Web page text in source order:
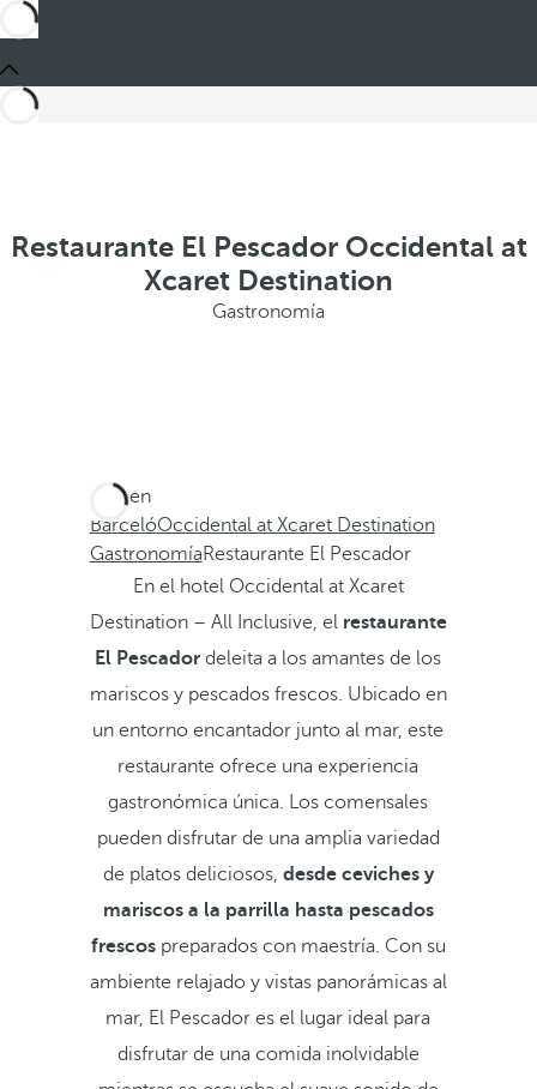
Restaurante El Pescador Occidental at
Xcaret Destination
Gastronomía
Está en
BarcelóOccidental at Xcaret Destination
GastronomíaRestaurante El Pescador
En el hotel Occidental at Xcaret
Destination – All Inclusive, el restaurante
El Pescador deleita a los amantes de los
mariscos y pescados frescos. Ubicado en
un entorno encantador junto al mar, este
restaurante ofrece una experiencia
gastronómica única. Los comensales
pueden disfrutar de una amplia variedad
de platos deliciosos, desde ceviches y
mariscos a la parrilla hasta pescados
frescos preparados con maestría. Con su
ambiente relajado y vistas panorámicas al
mar, El Pescador es el lugar ideal para
disfrutar de una comida inolvidable